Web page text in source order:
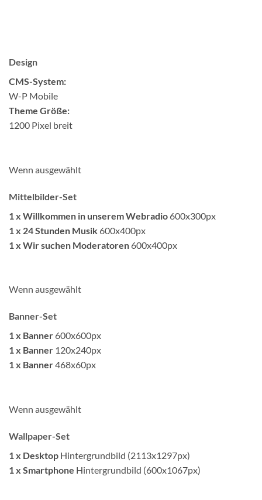
Design
CMS-System:
W-P Mobile
Theme Größe:
1200 Pixel breit
Wenn ausgewählt
Mittelbilder-Set
1 x Willkommen in unserem Webradio 600x300px
1 x 24 Stunden Musik 600x400px
1 x Wir suchen Moderatoren 600x400px
Wenn ausgewählt
Banner-Set
1 x Banner 600x600px
1 x Banner 120x240px
1 x Banner468x60px
Wenn ausgewählt
Wallpaper-Set
1 x Desktop Hintergrundbild (2113x1297px)
1 x Smartphone Hintergrundbild (600x1067px)